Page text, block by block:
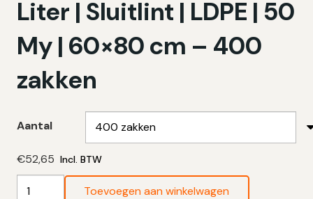
Liter | Sluitlint | LDPE | 50
My | 60×80 cm – 400
zakken
Aantal
€52,65 Incl. BTW
Toevoegen aan winkelwagen